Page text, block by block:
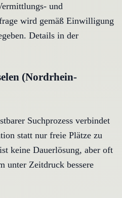
und
wird gemäß Einwilligung
Details in der
(Nordrhein-
Suchprozess verbindet
statt nur freie Plätze zu
keine Dauerlösung, aber oft
unter Zeitdruck bessere